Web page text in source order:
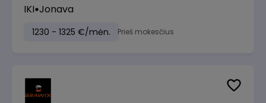
IKI Jonava
1230 - 1325 €/mėn. Prieš mokesčius